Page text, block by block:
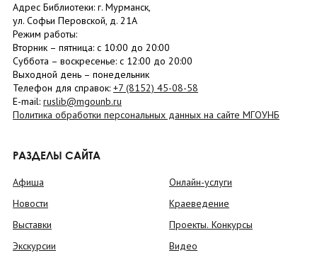
Адрес Библиотеки: г. Мурманск,
ул. Софьи Перовской, д. 21А
Режим работы:
Вторник – пятница: с 10:00 до 20:00
Суббота – воскресенье: c 12:00 до 20:00
Выходной день – понедельник
Телефон для справок: +7 (8152) 45-08-58
E-mail: ruslib@mgounb.ru
Политика обработки персональных данных на сайте МГОУНБ
РАЗДЕЛЫ САЙТА
Афиша
Новости
Выставки
Экскурсии
Онлайн-услуги
Краеведение
Проекты. Конкурсы
Видео